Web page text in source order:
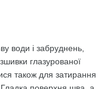
води і забруднень,
глазурованої
також для затирання